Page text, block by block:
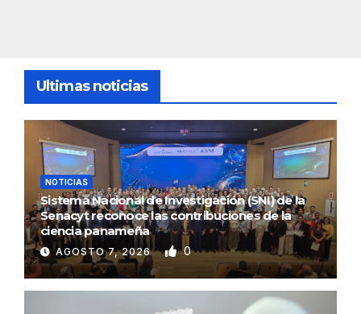
Ultimas noticias
NOTICIAS
Sistema Nacional de Investigación (SNI) de la
Senacyt reconoce las contribuciones de la
ciencia panameña
AGOSTO 7, 2026 0